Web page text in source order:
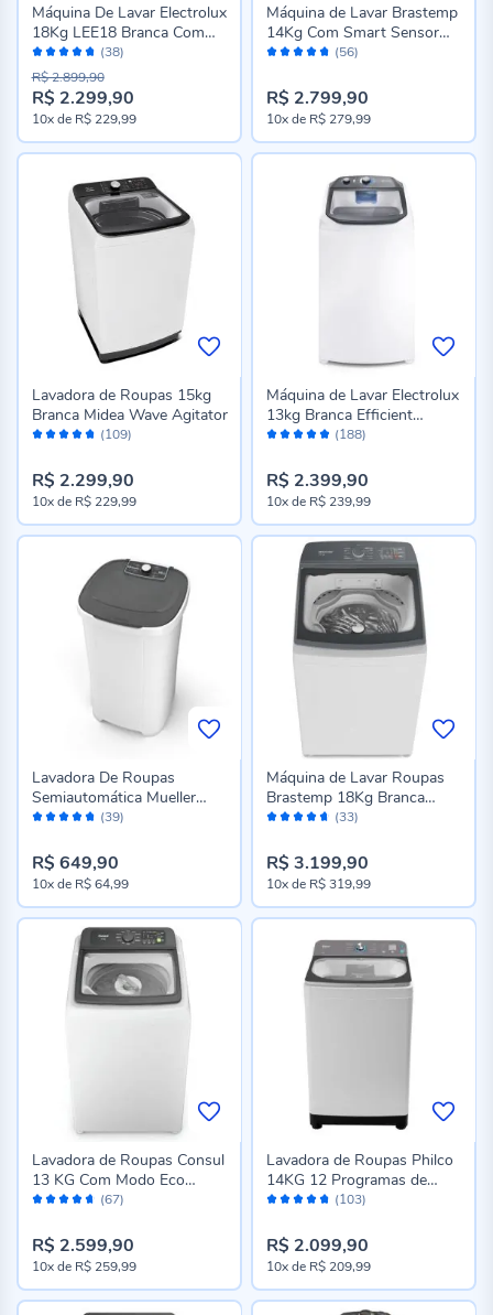
Avaliação:
94%
(38)
Máquina De Lavar Electrolux
18Kg LEE18 Branca Com
Cesto Inox e Jetclean
R$ 2.299,90
R$ 2.899,90
10xde R$ 229,99
Avaliação: (56)
Máquina de Lavar Brastemp
14Kg Com Smart Sensor
Branca BWJ14AB
R$ 2.799,90
10xde R$ 279,99
Avaliação: (109)
Lavadora de Roupas 15kg
Branca Midea Wave Agitator
R$ 2.299,90
10xde R$ 229,99
Avaliação: (188)
Máquina de Lavar Electrolux
13kg Branca Efficient
LDA13
R$ 2.399,90
10xde R$ 239,99
Avaliação: (39)
Lavadora De Roupas
Semiautomática Mueller
Mlt10b 10kg
R$ 649,90
10xde R$ 64,99
Avaliação: (33)
Máquina de Lavar Roupas
Brastemp 18Kg Branca
BWF18AB
R$ 3.199,90
10xde R$ 319,99
Avaliação: (67)
Lavadora de Roupas Consul
13 KG Com Modo Eco
CWN13AB
R$ 2.599,90
10xde R$ 259,99
Avaliação: (103)
Lavadora de Roupas Philco
14KG 12 Programas de
Lavagem PLR14A
R$ 2.099,90
10xde R$ 209,99